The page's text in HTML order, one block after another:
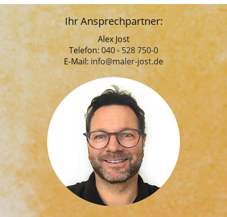
Ihr Ansprechpartner:
Alex Jost
Telefon:040 - 528 750-0
E-Mail: info@maler-jost.de